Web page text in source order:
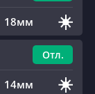
18мм ☀️
Отл.
14мм ☀️